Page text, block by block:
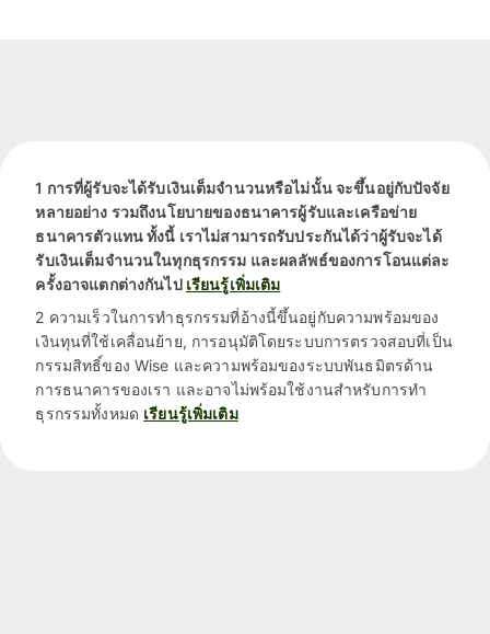
1 การที่ผู้รับจะได้รับเงินเต็มจำนวนหรือไม่นั้น จะขึ้นอยู่กับปัจจัย
หลายอย่าง รวมถึงนโยบายของธนาคารผู้รับและเครือข่าย
ธนาคารตัวแทน ทั้งนี้ เราไม่สามารถรับประกันได้ว่าผู้รับจะได้
รับเงินเต็มจำนวนในทุกธุรกรรม และผลลัพธ์ของการโอนแต่ละ
ครั้งอาจแตกต่างกันไป เรียนรู้เพิ่มเติม
2 ความเร็วในการทำธุรกรรมที่อ้างนี้ขึ้นอยู่กับความพร้อมของ
เงินทุนที่ใช้เคลื่อนย้าย, การอนุมัติโดยระบบการตรวจสอบที่เป็น
กรรมสิทธิ์ของ Wise และความพร้อมของระบบพันธมิตรด้าน
การธนาคารของเรา และอาจไม่พร้อมใช้งานสำหรับการทำ
ธุรกรรมทั้งหมด เรียนรู้เพิ่มเติม